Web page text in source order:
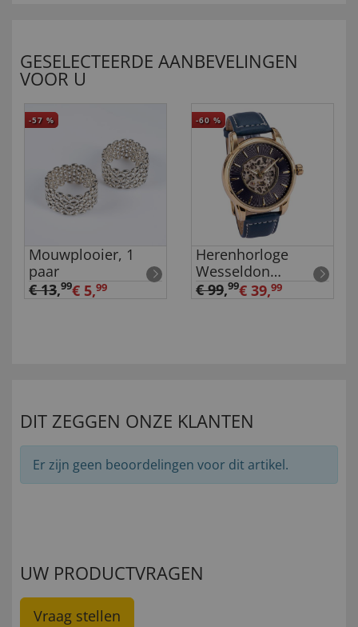
GESELECTEERDE AANBEVELINGEN
VOOR U
-57 %
Mouwplooier, 1
paar
€ 13,99€ 5,99
-60 %
Herenhorloge
Wesseldon
'Squelette
€ 99,99€ 39,99
DIT ZEGGEN ONZE KLANTEN
Er zijn geen beoordelingen voor dit artikel.
UW PRODUCTVRAGEN
Vraag stellen